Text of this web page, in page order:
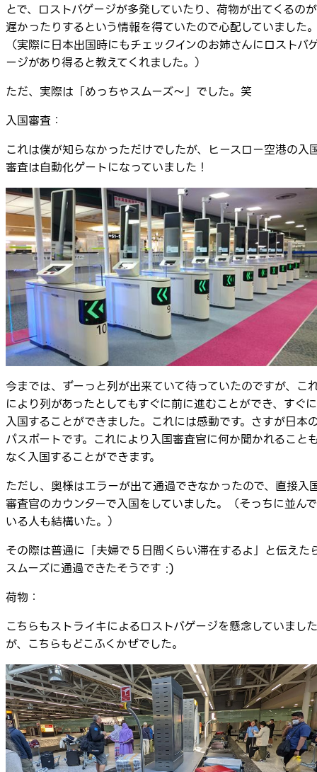
とで、ロストバゲージが多発していたり、荷物が出てくるのが
遅かったりするという情報を得ていたので心配していました
（実際に日本出国時にもチェックインのお姉さんにロストバ
ージがあり得ると教えてくれました。）
ただ、実際は「めっちゃスムーズ～」でした。笑
入国審査：
これは僕が知らなかっただけでしたが、ヒースロー空港の入
審査は自動化ゲートになっていました！
今までは、ずーっと列が出来ていて待っていたのですが、こ
により列があったとしてもすぐに前に進むことができ、すぐに
入国することができました。これには感動です。さすが日本
パスポートです。これにより入国審査官に何か聞かれること
なく入国することができます。
ただし、奥様はエラーが出て通過できなかったので、直接入
審査官のカウンターで入国をしていました。（そっちに並んで
いる人も結構いた。）
その際は普通に「夫婦で５日間くらい滞在するよ」と伝えた
スムーズに通過できたそうです :)
荷物：
こちらもストライキによるロストバゲージを懸念していました
が、こちらもどこふくかぜでした。